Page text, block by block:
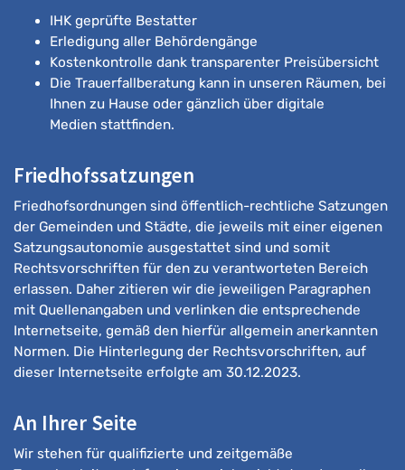
IHK geprüfte Bestatter
Erledigung aller Behördengänge
Kostenkontrolle dank transparenter Preisübersicht
Die Trauerfallberatung kann in unseren Räumen, bei
Ihnen zu Hause oder gänzlich über digitale
Medien stattfinden.
Friedhofssatzungen
Friedhofsordnungen sind öffentlich-rechtliche Satzungen
der Gemeinden und Städte, die jeweils mit einer eigenen
Satzungsautonomie ausgestattet sind und somit
Rechtsvorschriften für den zu verantworteten Bereich
erlassen. Daher zitieren wir die jeweiligen Paragraphen
mit Quellenangaben und verlinken die entsprechende
Internetseite, gemäß den hierfür allgemein anerkannten
Normen. Die Hinterlegung der Rechtsvorschriften, auf
dieser Internetseite erfolgte am 30.12.2023.
An Ihrer Seite
Wir stehen für qualifizierte und zeitgemäße